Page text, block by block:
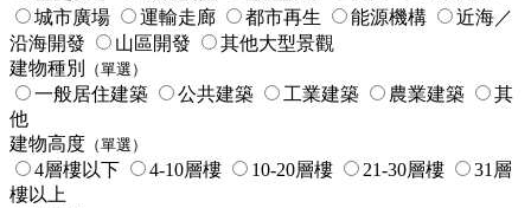
城市廣場
運輸走廊 都市再生 能源機構
近海／
沿海開發
山區開發
其他大型景觀
建物種別
（單選）
一般居住建築 公共建築 工業建築 農業建築
其
他
建物高度 （單選）
4層樓以下 4-10層樓 10-20層樓 21-30層樓
31層
樓以上